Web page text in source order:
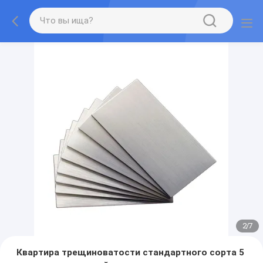
2/7
Квартира трещиноватости стандартного сорта 5